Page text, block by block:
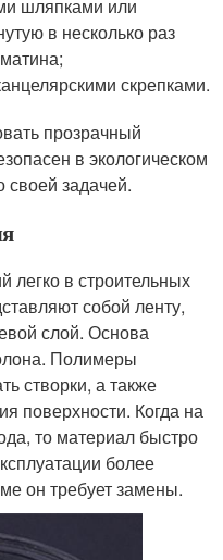
шляпками или
в несколько раз
скрепками.
прозрачный
в экологическом
своей задачей.
легко в строительных
собой ленту,
слой. Основа
Полимеры
створки, а также
поверхности. Когда на
то материал быстро
более
он требует замены.